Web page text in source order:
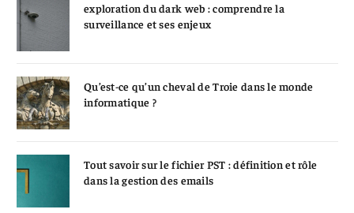
exploration du dark web : comprendre la
surveillance et ses enjeux
Qu’est-ce qu’un cheval de Troie dans le monde
informatique ?
Tout savoir sur le fichier PST : définition et rôle
dans la gestion des emails